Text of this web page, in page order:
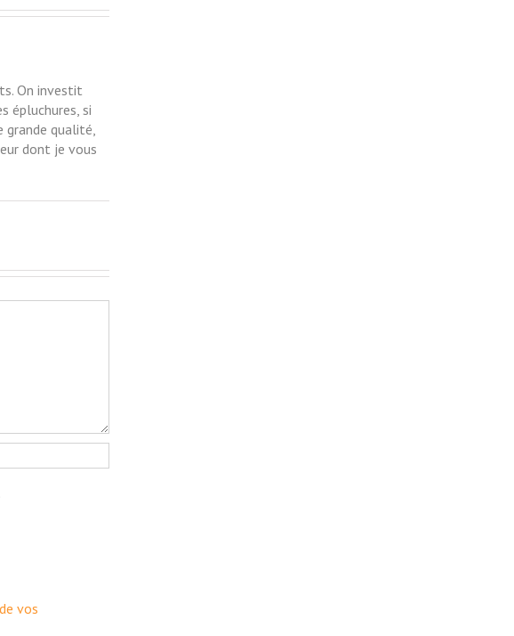
On investit
épluchures, si
grande qualité,
dont je vous
vos